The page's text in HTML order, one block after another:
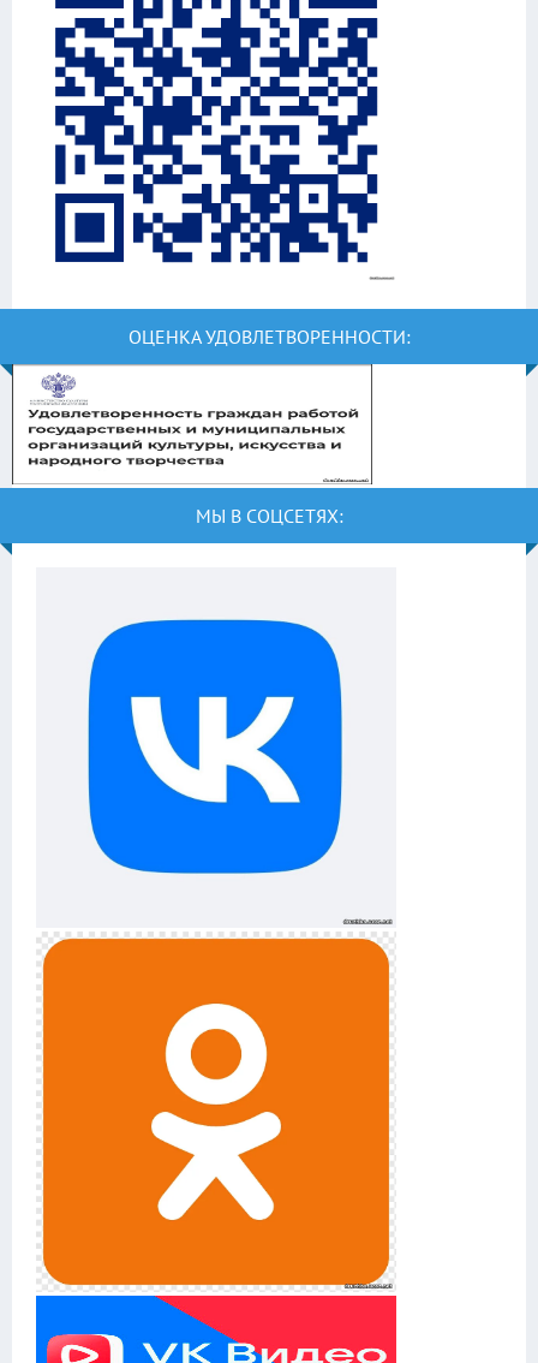
ОЦЕНКА УДОВЛЕТВОРЕННОСТИ:
МЫ В СОЦСЕТЯХ: